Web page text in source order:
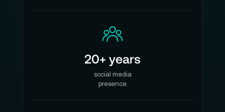
20+ years
social media
presence